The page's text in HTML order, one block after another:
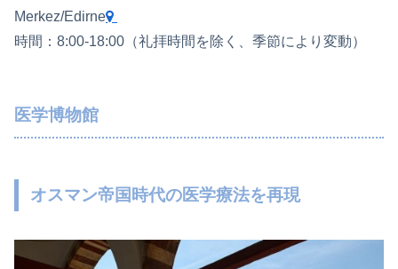
Merkez/Edirne
時間：8:00-18:00（礼拝時間を除く、季節により変動）
医学博物館
オスマン帝国時代の医学療法を再現